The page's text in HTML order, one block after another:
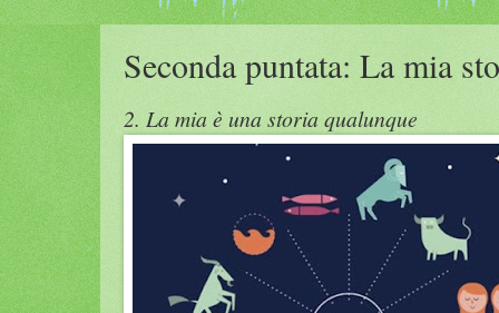
Seconda puntata: La mia
2. La mia è una storia qualunque